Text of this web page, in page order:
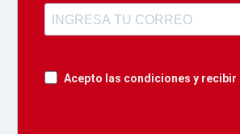
Acepto las condiciones y